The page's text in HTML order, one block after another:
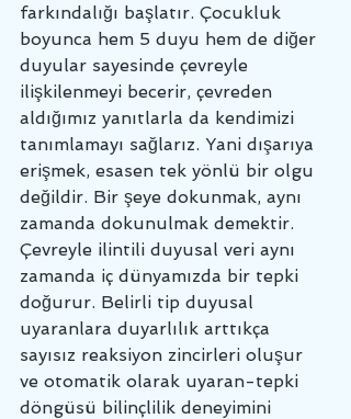
farkındalığı başlatır. Çocukluk
boyunca hem 5 duyu hem de diğer
duyular sayesinde çevreyle
ilişkilenmeyi becerir, çevreden
aldığımız yanıtlarla da kendimizi
tanımlamayı sağlarız. Yani dışarıya
erişmek, esasen tek yönlü bir olgu
değildir. Bir şeye dokunmak, aynı
zamanda dokunulmak demektir.
Çevreyle ilintili duyusal veri aynı
zamanda iç dünyamızda bir tepki
doğurur. Belirli tip duyusal
uyaranlara duyarlılık arttıkça
sayısız reaksiyon zincirleri oluşur
ve otomatik olarak uyaran-tepki
döngüsü bilinçlilik deneyimini